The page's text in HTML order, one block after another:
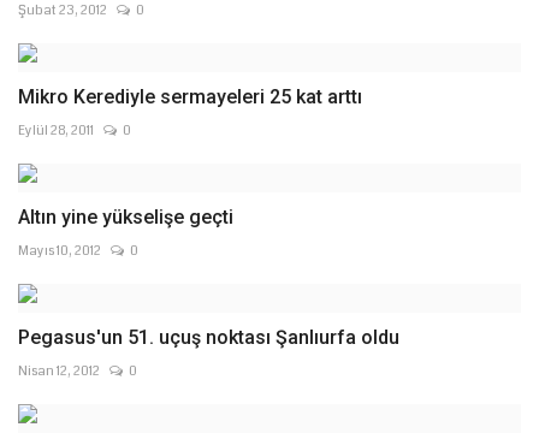
Şubat 23, 2012 0
Eylül 28, 2011 0
Altın yine yükselişe geçti
Mayıs 10, 2012 0
Pegasus'un 51. uçuş noktası Şanlıurfa oldu
Nisan 12, 2012 0